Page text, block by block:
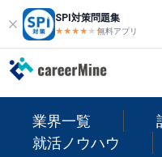
SPI対策問題集
★★★★ ★★
無料アプリ
業界一覧
就活ノウハウ